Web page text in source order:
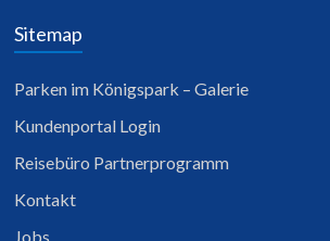
Sitemap
Parken im Königspark – Galerie
Kundenportal Login
Reisebüro Partnerprogramm
Kontakt
Jobs